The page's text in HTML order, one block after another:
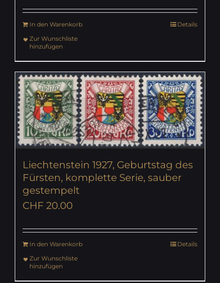
In den Warenkorb
Details
Zur Wunschliste
hinzufügen
Liechtenstein 1927, Geburtstag des
Fürsten, komplette Serie, sauber
gestempelt
CHF 20.00
In den Warenkorb
Details
Zur Wunschliste
hinzufügen